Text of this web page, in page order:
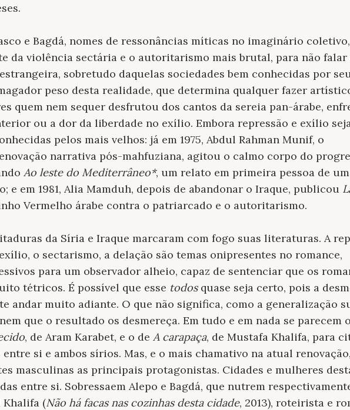
e Bagdá, nomes de ressonâncias míticas no imaginário
da violência sectária e o autoritarismo mais brutal, para não falar
sobretudo daquelas sociedades bem conhecidas por
peso desta realidade, que determina qualquer fazer
quem nem sequer desfrutou dos cantos da sereia pan-árabe,
ou a dor da liberdade no exílio. Embora repressão e exílio
pelos mais velhos: já em 1975, Abdul Rahman Munif, o
narrativa pós-mahfuziana, agitou o calmo corpo do
Ao leste do Mediterrâneo*, um relato em primeira pessoa de
em 1981, Alia Mamduh, depois de abandonar o Iraque, publicou
Vermelho árabe contra o patriarcado e o autoritarismo.
da Síria e Iraque marcaram com fogo suas literaturas. A
o sectarismo, a delação são temas onipresentes no romance,
para um observador alheio, capaz de sentenciar que os
tétricos. É possível que esse todosquase seja certo, pois a
andar muito adiante. O que não significa, como a generalização
que o resultado os desmereça. Em tudo e em nada se parecem
, de Aram Karabet, e o de A carapaça, de Mustafa Khalifa, para
si e ambos sírios. Mas, e o mais chamativo na atual
masculinas as principais protagonistas. Cidades e mulheres
entre si. Sobressaem Alepo e Bagdá, que nutrem
Khalifa (Não há facas nas cozinhas desta cidade, 2013), roteirista e